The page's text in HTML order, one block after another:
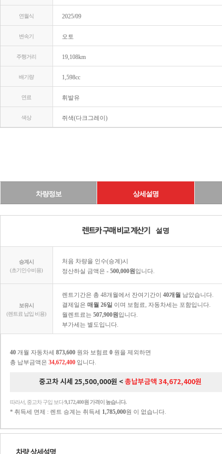
연월식 2025/09
변속기 오토
주행거리 19,108km
배기량 1,598cc
연료 휘발유
색상 쥐색(다크그레이)
차량정보 상세설명
설명
승계시
(초기인수비용)
처음 차량을 인수(승계)시
정산하실 금액은 - 500,000원입니다.
보유시
(렌트료 납입 비용)
렌트기간은 총 48개월에서 잔여기간이 40개월 남았습니다.
결제일은 매월 26일 이며 보험료, 자동차세는 포함입니다.
월렌트료는 507,900원입니다.
부가세는 별도입니다.
40 개월 자동차세 873,600 원와 보험료 0 원을 제외하면
총 납부금액은 34,672,400 입니다.
중고차 시세 25,500,000원 <총납부금액 34,672,400원
따라서, 중고차 구입 보다9,172,400원 가격이 높습니다.
* 취득세 면제 : 렌트 승계는 취득세 1,785,000원 이 없습니다.